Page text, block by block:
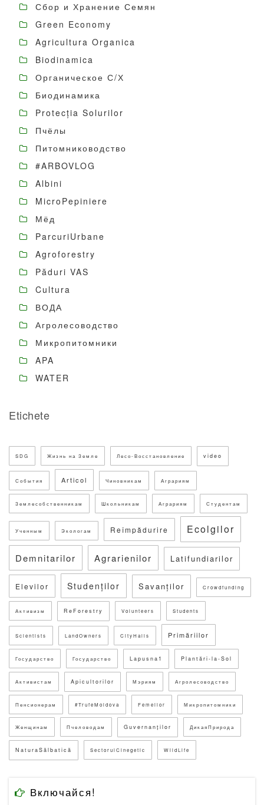
Сбор и Хранение Семян
Green Economy
Agricultura Organica
Biodinamica
Органическое С/Х
Биодинамика
Protecția Solurilor
Пчёлы
Питомниководство
#ARBOVLOG
Albini
MicroPepiniere
Мёд
ParcuriUrbane
Agroforestry
Păduri VAS
Cultura
ВОДА
Агролесоводство
Микропитомники
APA
WATER
Etichete
SDG Жизнь на Земле Лесо-Восстановление video
События Articol Чиновникам Аграриям
Землесобственникам Школьникам Аграриям Студентам
Ученным Экологам Reîmpădurire Ecolgilor
Demnitarilor Agrarienilor Latifundiarilor
Elevilor Studenților Savanților Crowdfunding
Активизм ReForestry Volunteers Students
Scientists LandOwners CityHalls Primăriilor
Государство Государство Lapusna1 Plantări-la-Sol
Активистам Apicultorilor Мэриям Агролесоводство
Пенсионерам #TrufeMoldova Femeilor Микропитомники
Женщинам Пчеловодам Guvernanților ДикаяПрирода
NaturaSălbatică SectorulCinegetic WildLife
Включайся!